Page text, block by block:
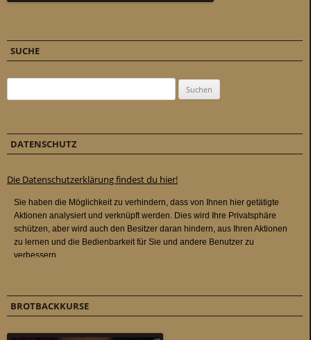
SUCHE
DATENSCHUTZ
Die Datenschutzerklärung findest du hier!
BROTBACKKURSE